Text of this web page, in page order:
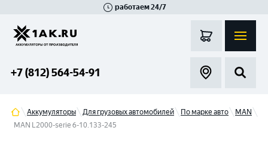
работаем 24/7
+7 (812) 564-54-91
Аккумуляторы Для грузовых автомобилей По марке авто
MAN
MAN L2000-serie 6-10.133-245
Гатчина